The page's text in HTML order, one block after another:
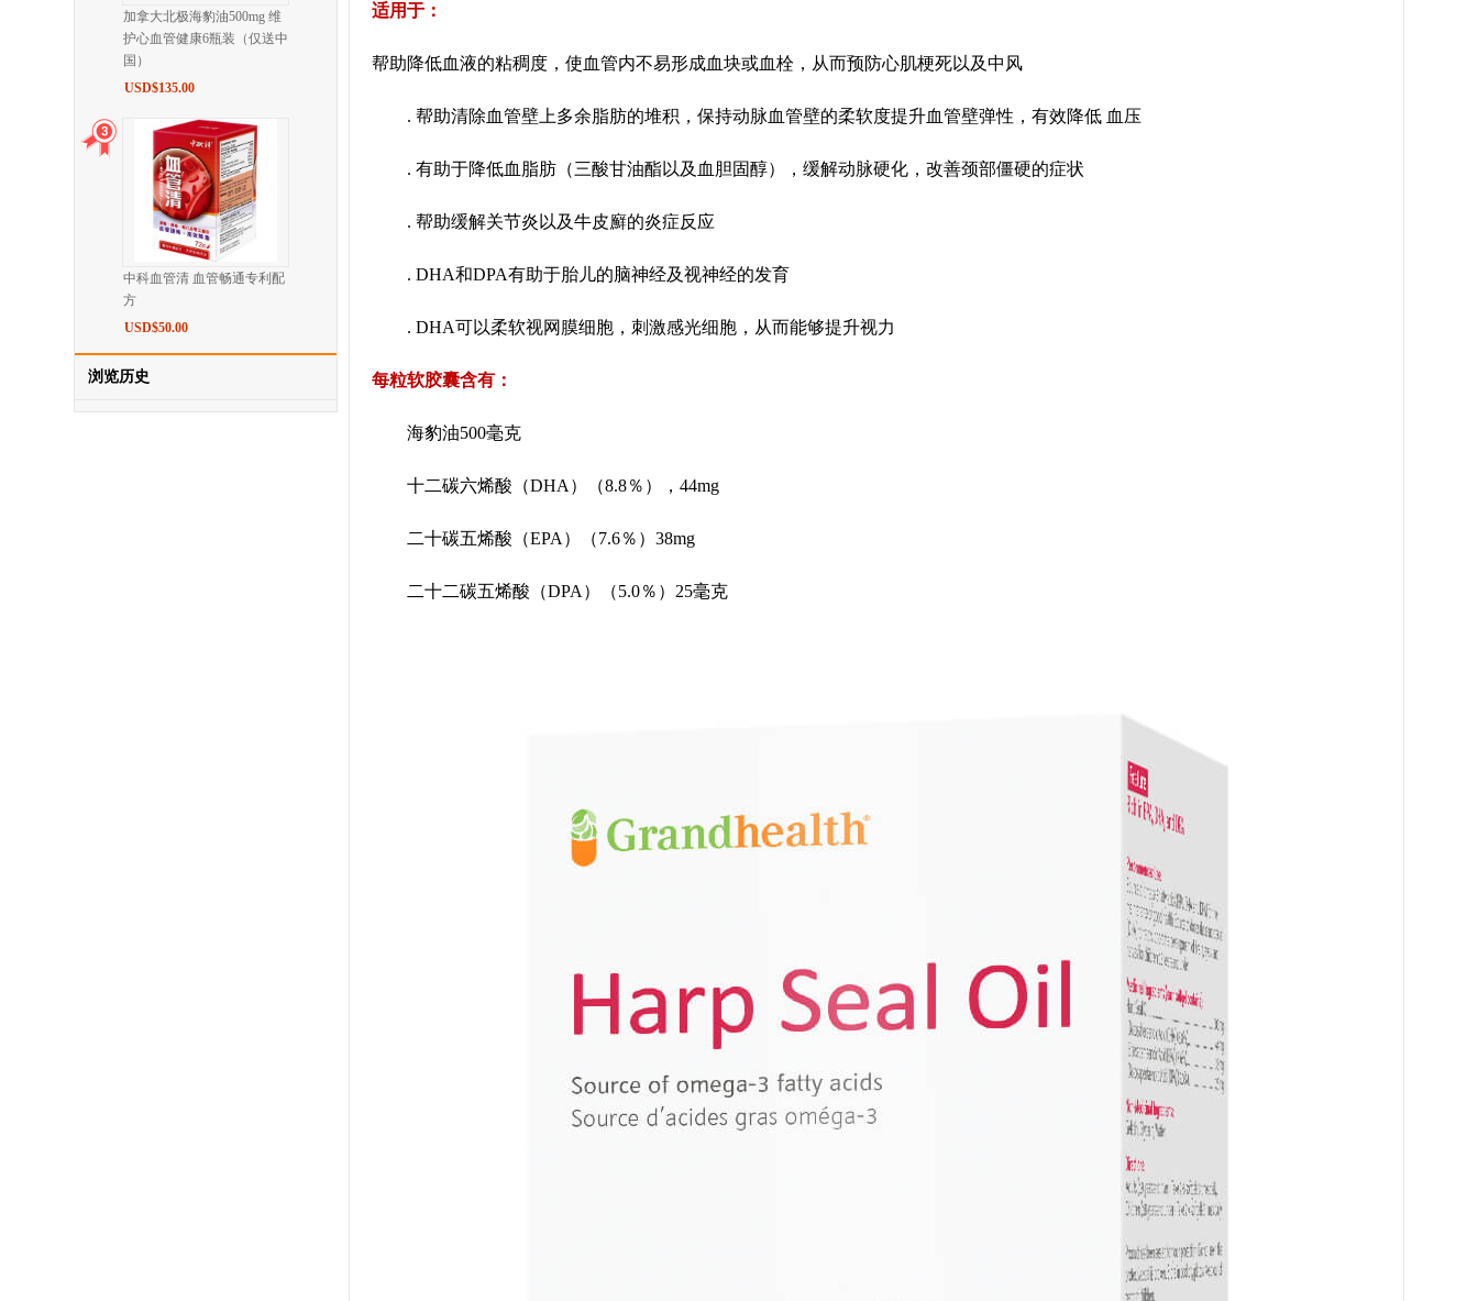
加拿大北极海豹油500mg 维
护心血管健康6瓶装（仅送中
国）
USD$135.00
中科血管清 血管畅通专利配
方
USD$50.00
浏览历史
适用于：
帮助降低血液的粘稠度，使血管内不易形成血块或血栓，从而预防心肌梗死以及中风
. 帮助清除血管壁上多余脂肪的堆积，保持动脉血管壁的柔软度提升血管壁弹性，有效降低 血压
. 有助于降低血脂肪（三酸甘油酯以及血胆固醇），缓解动脉硬化，改善颈部僵硬的症状
. 帮助缓解关节炎以及牛皮廯的炎症反应
. DHA和DPA有助于胎儿的脑神经及视神经的发育
. DHA可以柔软视网膜细胞，刺激感光细胞，从而能够提升视力
每粒软胶囊含有：
海豹油500毫克
十二碳六烯酸（DHA）（8.8％），44mg
二十碳五烯酸（EPA）（7.6％）38mg
二十二碳五烯酸（DPA）（5.0％）25毫克